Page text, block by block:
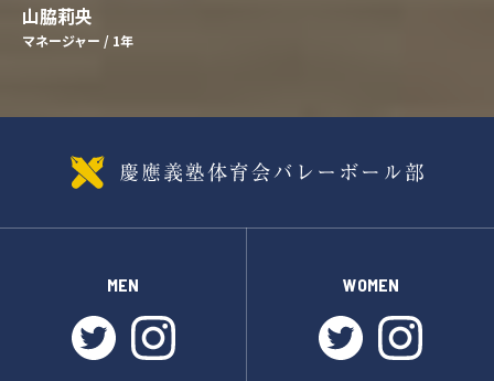
山脇莉央
マネージャー / 1年
MEN
twitterinstagram
WOMEN
twitter